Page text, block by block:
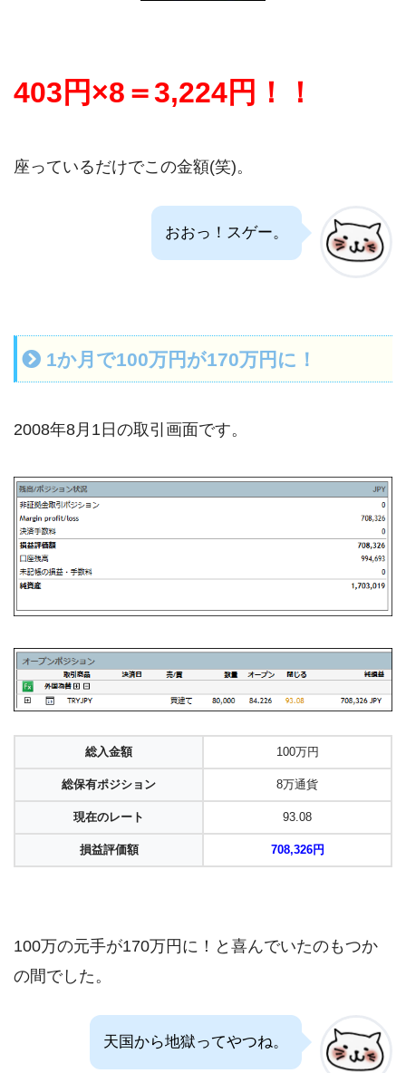
403円×8＝3,224円！！
座っているだけでこの金額(笑)。
おおっ！スゲー。
1か月で100万円が170万円に！
2008年8月1日の取引画面です。
総入金額 100万円
総保有ポジション 8万通貨
現在のレート 93.08
損益評価額 708,326円
100万の元手が170万円に！と喜んでいたのもつか
の間でした。
天国から地獄ってやつね。